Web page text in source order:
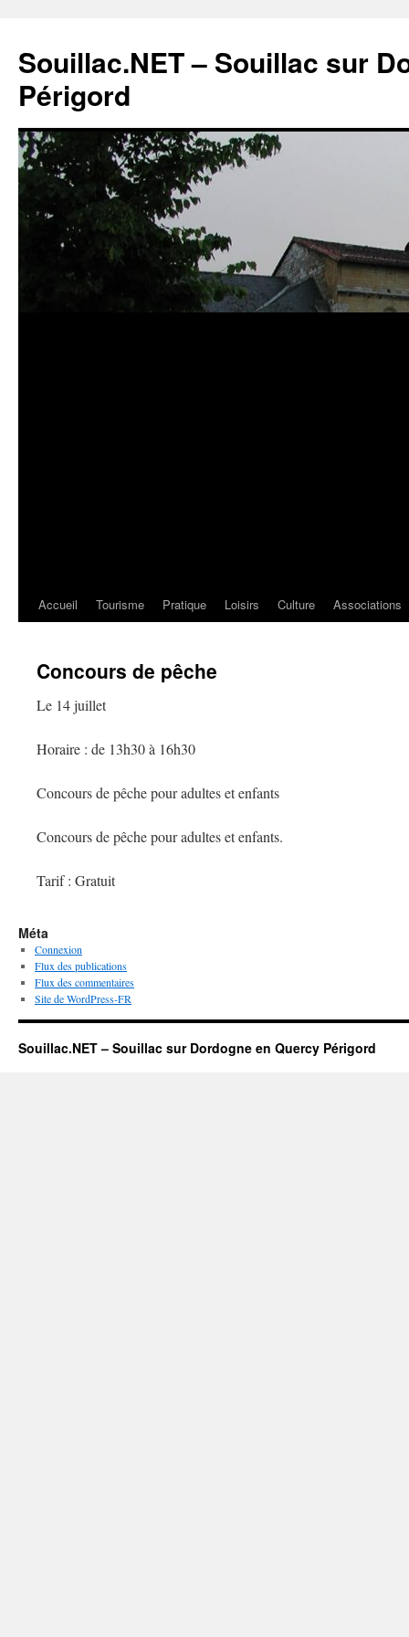
Souillac.NET – Souillac sur
Périgord
Accueil Tourisme Pratique Loisirs Culture Associations
Concours de pêche
Le 14 juillet
Horaire : de 13h30 à 16h30
Concours de pêche pour adultes et enfants
Concours de pêche pour adultes et enfants.
Tarif : Gratuit
Méta
Connexion
Flux des publications
Flux des commentaires
Site de WordPress-FR
Souillac.NET – Souillac sur Dordogne en Quercy Périgord